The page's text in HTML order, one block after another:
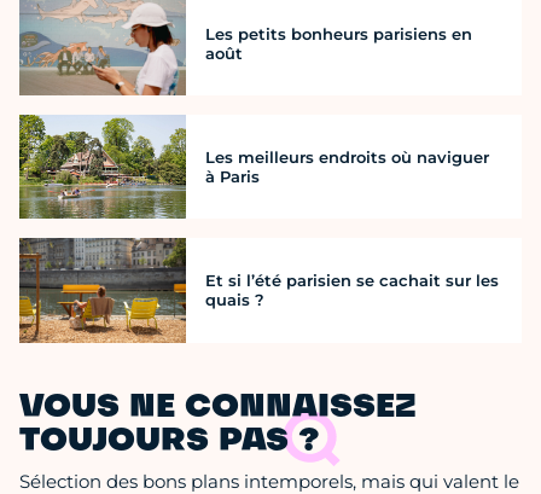
Les petits bonheurs parisiens en
août
Les meilleurs endroits où naviguer
à Paris
Et si l’été parisien se cachait sur les
quais ?
VOUS NE CONNAISSEZ
TOUJOURS PAS ?
Sélection des bons plans intemporels, mais qui valent le